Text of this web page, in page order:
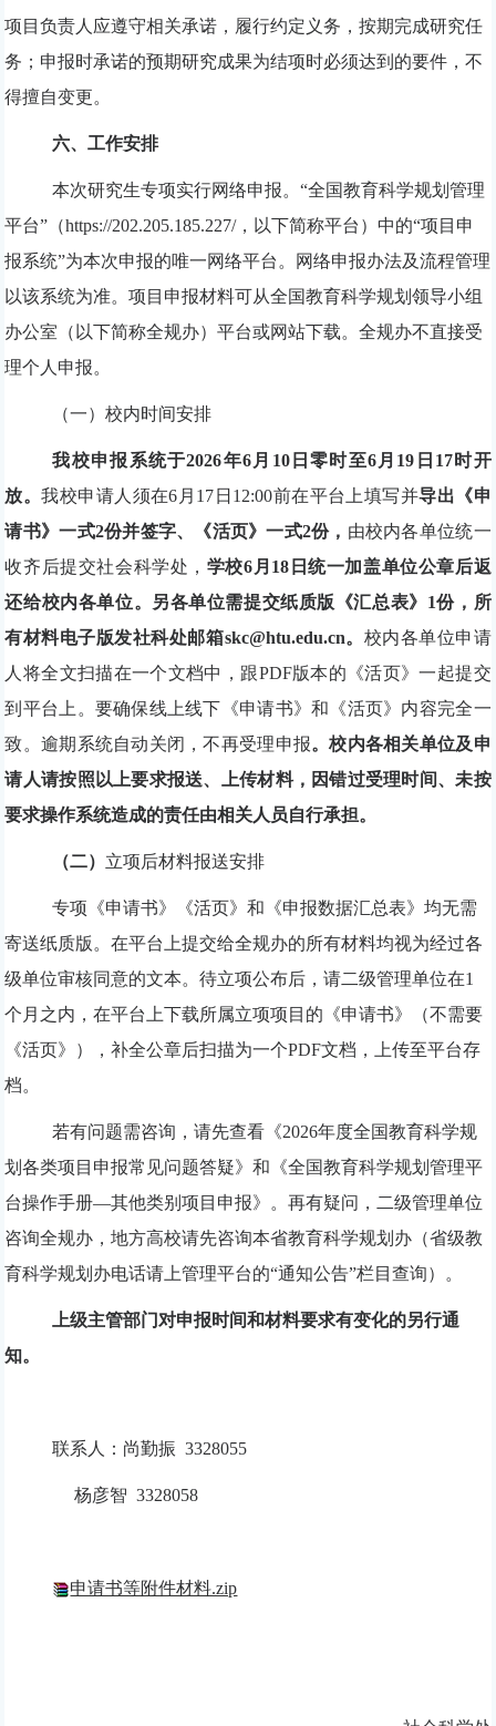
项目负责人应遵守相关承诺，履行约定义务，按期完成研究任
务；申报时承诺的预期研究成果为结项时必须达到的要件，不
得擅自变更。
六、工作安排
本次研究生专项实行网络申报。“全国教育科学规划管理
平台”（https://202.205.185.227/，以下简称平台）中的“项目申
报系统”为本次申报的唯一网络平台。网络申报办法及流程管理
以该系统为准。项目申报材料可从全国教育科学规划领导小组
办公室（以下简称全规办）平台或网站下载。全规办不直接受
理个人申报。
（一）校内时间安排
我校申报系统于2026年6月10日零时至6月19日17时开
放。我校申请人须在6月17日12:00前在平台上填写并导出《申
请书》一式2份并签字、《活页》一式2份， 由校内各单位统一
收齐后提交社会科学处， 学校6月18日统一加盖单位公章后返
还给校内各单位。
另各单位需提交纸质版《汇总表》1份，所
有材料电子版发社科处邮箱skc@htu.edu.cn。 校内各单位申请
人将全文扫描在一个文档中，跟PDF版本的《活页》一起提交
到平台上。要确保线上线下《申请书》和《活页》内容完全一
致。逾期系统自动关闭，不再受理申报。校内各相关单位及申
请人请按照以上要求报送、上传材料，因错过受理时间、未按
要求操作系统造成的责任由相关人员自行承担。
（二） 立项后材料报送安排
专项《申请书》《活页》和《申报数据汇总表》均无需
寄送纸质版。在平台上提交给全规办的所有材料均视为经过各
级单位审核同意的文本。待立项公布后，请二级管理单位在1
个月之内，在平台上下载所属立项项目的《申请书》（不需要
《活页》），补全公章后扫描为一个PDF文档，上传至平台存
档。
若有问题需咨询，请先查看《2026年度全国教育科学规
划各类项目申报常见问题答疑》和《全国教育科学规划管理平
台操作手册—其他类别项目申报》。再有疑问，二级管理单位
咨询全规办，地方高校请先咨询本省教育科学规划办（省级教
育科学规划办电话请上管理平台的“通知公告”栏目查询）。
上级主管部门对申报时间和材料要求有变化的另行通
知。
联系人： 尚勤振 3328055
杨彦智 3328058
申请书等附件材料.zip